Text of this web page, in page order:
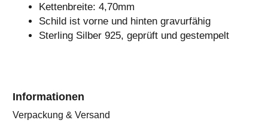
Kettenbreite: 4,70mm
Schild ist vorne und hinten gravurfähig
Sterling Silber 925, geprüft und gestempelt
Informationen
Verpackung & Versand